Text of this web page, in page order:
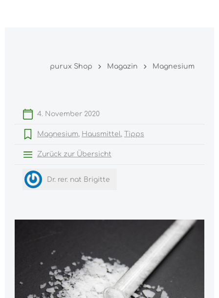
purux Shop Magazin Magnesium
4. November 2020
Magnesium Hausmittel Tipps
Zurück zur Übersicht
Dr. rer. nat Brigitte